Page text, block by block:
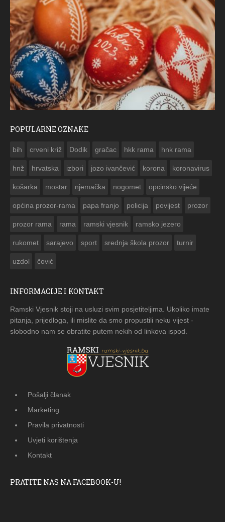
POPULARNE OZNAKE
bih crveni križ Dodik gračac hkk rama hnk rama
hnž hrvatska izbori jozo ivančević korona koronavirus
košarka mostar njemačka nogomet opcinsko vijeće
općina prozor-rama papa franjo policija povijest prozor
prozor rama rama ramski vjesnik ramsko jezero
rukomet sarajevo sport srednja škola prozor turnir
uzdol čović
INFORMACIJE I KONTAKT
Ramski Vjesnik stoji na usluzi svim posjetiteljima. Ukoliko imate
pitanja, prijedloga, ili mislite da smo propustili neku vijest -
slobodno nam se obratite putem nekih od linkova ispod.
Pošalji članak
Marketing
Pravila privatnosti
Uvjeti korištenja
Kontakt
PRATITE NAS NA FACEBOOK-U!